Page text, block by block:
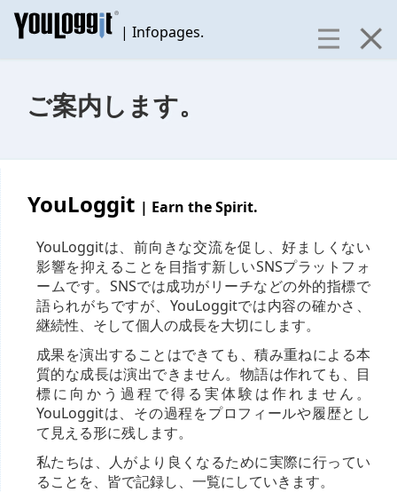
| Infopages.
ご案内します。
YouLoggit | Earn the Spirit.
YouLoggitは、前向きな交流を促し、好ましくない
影響を抑えることを目指す新しいSNSプラットフォ
ームです。SNSでは成功がリーチなどの外的指標で
語られがちですが、YouLoggitでは内容の確かさ、
継続性、そして個人の成長を大切にします。
成果を演出することはできても、積み重ねによる本
質的な成長は演出できません。物語は作れても、目
標に向かう過程で得る実体験は作れません。
YouLoggitは、その過程をプロフィールや履歴とし
て見える形に残します。
私たちは、人がより良くなるために実際に行ってい
ることを、皆で記録し、一覧にしていきます。